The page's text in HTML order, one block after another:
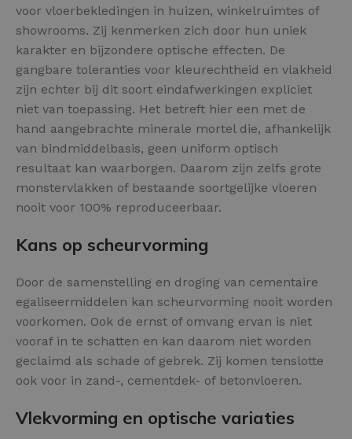
voor vloerbekledingen in huizen, winkelruimtes of
showrooms. Zij kenmerken zich door hun uniek
karakter en bijzondere optische effecten. De
gangbare toleranties voor kleurechtheid en vlakheid
zijn echter bij dit soort eindafwerkingen expliciet
niet van toepassing. Het betreft hier een met de
hand aangebrachte minerale mortel die, afhankelijk
van bindmiddelbasis, geen uniform optisch
resultaat kan waarborgen. Daarom zijn zelfs grote
monstervlakken of bestaande soortgelijke vloeren
nooit voor 100% reproduceerbaar.
Kans op scheurvorming
Door de samenstelling en droging van cementaire
egaliseermiddelen kan scheurvorming nooit worden
voorkomen. Ook de ernst of omvang ervan is niet
vooraf in te schatten en kan daarom niet worden
geclaimd als schade of gebrek. Zij komen tenslotte
ook voor in zand-, cementdek- of betonvloeren.
Vlekvorming en optische variaties